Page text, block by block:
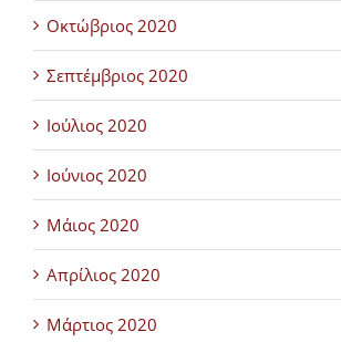
Οκτώβριος 2020
Σεπτέμβριος 2020
Ιούλιος 2020
Ιούνιος 2020
Μάιος 2020
Απρίλιος 2020
Μάρτιος 2020